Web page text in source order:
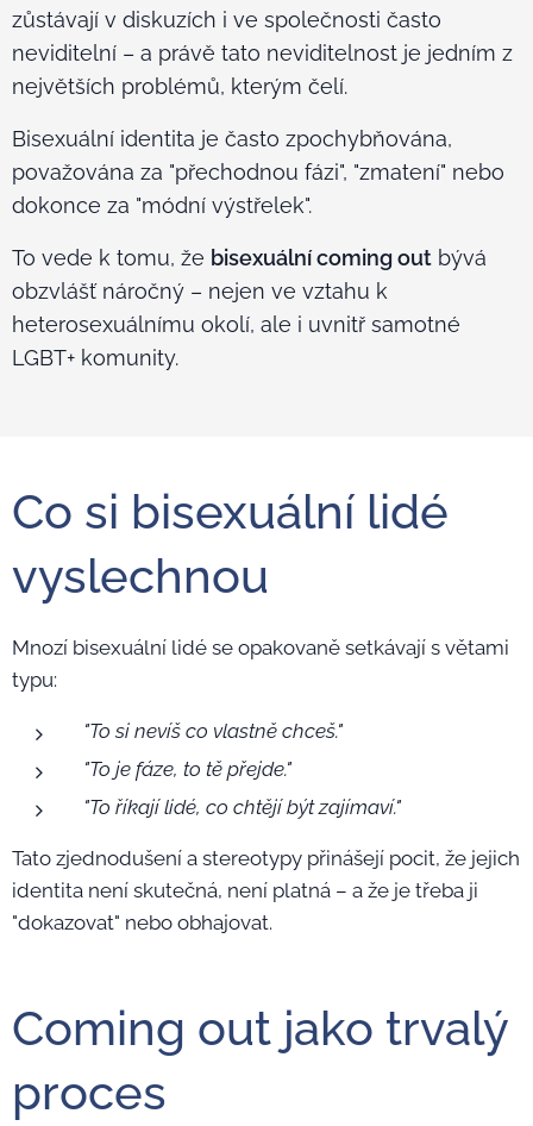
zůstávají v diskuzích i ve společnosti často
neviditelní – a právě tato neviditelnost je jedním z
největších problémů, kterým čelí.
Bisexuální identita je často zpochybňována,
považována za "přechodnou fázi", "zmatení" nebo
dokonce za "módní výstřelek".
To vede k tomu, že bisexuální coming out bývá
obzvlášť náročný – nejen ve vztahu k
heterosexuálnímu okolí, ale i uvnitř samotné
LGBT+ komunity.
Co si bisexuální lidé
vyslechnou
Mnozí bisexuální lidé se opakovaně setkávají s větami
typu:
"To si nevíš co vlastně chceš."
"To je fáze, to tě přejde."
"To říkají lidé, co chtějí být zajímaví."
Tato zjednodušení a stereotypy přinášejí pocit, že jejich
identita není skutečná, není platná – a že je třeba ji
"dokazovat" nebo obhajovat.
Coming out jako trvalý
proces